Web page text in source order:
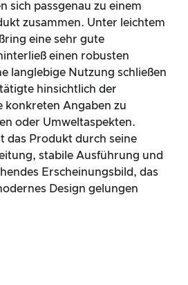
sich passgenau zu einem
zusammen. Unter leichtem
eine sehr gute
einen robusten
langlebige Nutzung schließen
hinsichtlich der
konkreten Angaben zu
oder Umweltaspekten.
das Produkt durch seine
stabile Ausführung und
Erscheinungsbild, das
Design gelungen